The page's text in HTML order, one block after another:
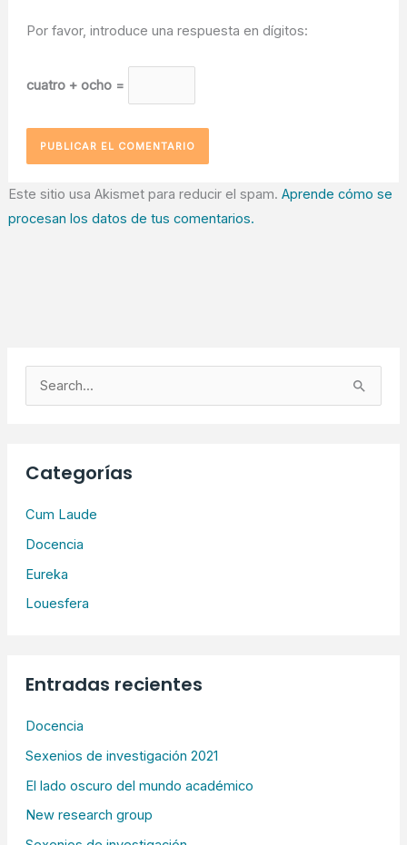
Por favor, introduce una respuesta en dígitos:
cuatro + ocho =
Este sitio usa Akismet para reducir el spam. Aprende cómo se
procesan los datos de tus comentarios.
u
a
r
p
Categorías
Cum Laude
Docencia
Eureka
Louesfera
Entradas recientes
Docencia
Sexenios de investigación 2021
El lado oscuro del mundo académico
New research group